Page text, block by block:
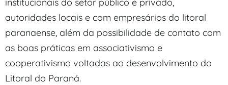
institucionais do setor público e privado,
autoridades locais e com empresários do litoral
paranaense, além da possibilidade de contato com
as boas práticas em associativismo e
cooperativismo voltadas ao desenvolvimento do
Litoral do Paraná.